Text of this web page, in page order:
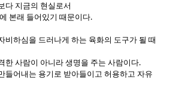
다 지금의 현실로서
본래 들어있기 때문이다.
비하심을 드러나게 하는 육화의 도구가 될 때
한 사람이 아니라 생명을 주는 사람이다.
들어내는 용기로 받아들이고 허용하고 자유